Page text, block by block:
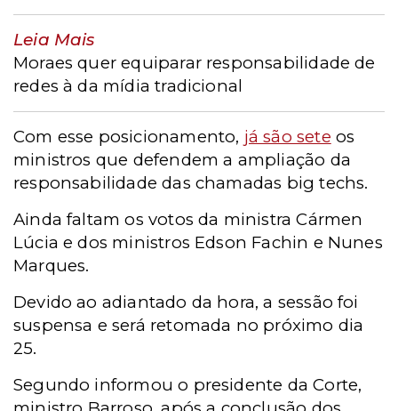
Leia Mais
Moraes quer equiparar responsabilidade de
redes à da mídia tradicional
Com esse posicionamento, já são sete os
ministros que defendem a ampliação da
responsabilidade das chamadas big techs.
Ainda faltam os votos da ministra Cármen
Lúcia e dos ministros Edson Fachin e Nunes
Marques.
Devido ao adiantado da hora, a sessão foi
suspensa e será retomada no próximo dia
25.
Segundo informou o presidente da Corte,